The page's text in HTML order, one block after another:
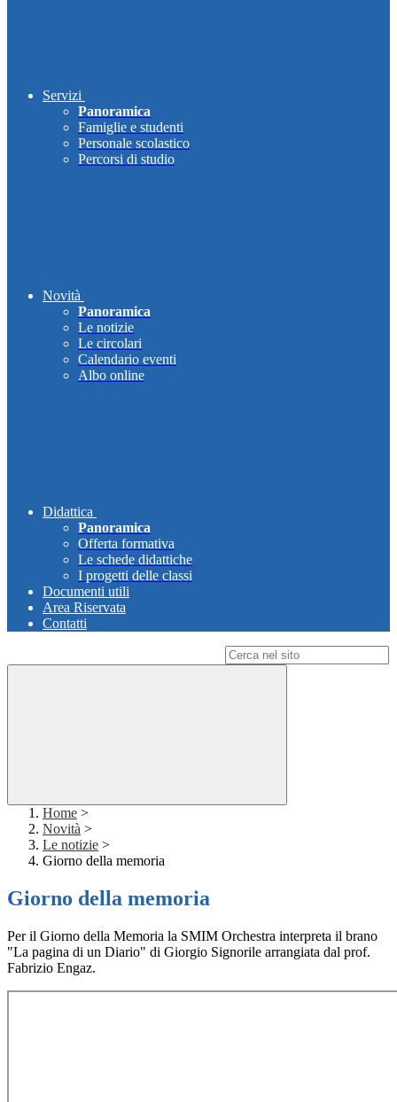
Servizi
Panoramica
Famiglie e studenti
Personale scolastico
Percorsi di studio
Novità
Panoramica
Le notizie
Le circolari
Calendario eventi
Albo online
Didattica
Panoramica
Offerta formativa
Le schede didattiche
I progetti delle classi
Documenti utili
Area Riservata
Contatti
Home >
Novità >
Le notizie >
Giorno della memoria
Giorno della memoria
Per il Giorno della Memoria la SMIM Orchestra interpreta il brano
"La pagina di un Diario" di Giorgio Signorile arrangiata dal prof.
Fabrizio Engaz.